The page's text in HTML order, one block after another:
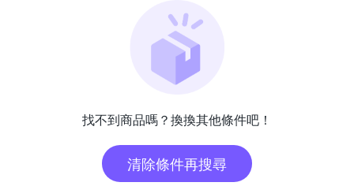
找不到商品嗎？換換其他條件吧！
清除條件再搜尋